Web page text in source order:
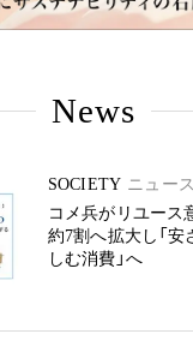
News
SOCIETY ニュース
コメ兵がリユー
約7割へ拡大し「安
しむ消費」へ